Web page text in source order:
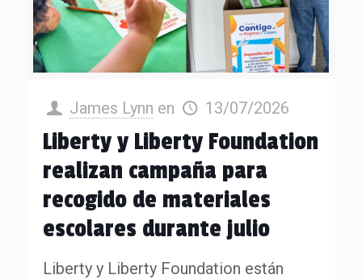
James Lynn en 13/07/2026
Liberty y Liberty Foundation
realizan campaña para
recogido de materiales
escolares durante julio
Liberty y Liberty Foundation están